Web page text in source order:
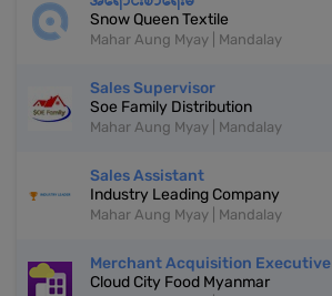
Snow Queen Textile
Mahar Aung Myay | Mandalay
Sales Supervisor
Soe Family Distribution
Mahar Aung Myay | Mandalay
Sales Assistant
Industry Leading Company
Mahar Aung Myay | Mandalay
Merchant Acquisition Executive
Cloud City Food Myanmar